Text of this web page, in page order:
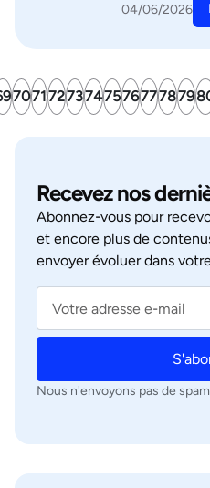
04/06/2026
70717273747576777879
Recevez nos
Abonnez‑vous pour
et encore plus de
envoyer évoluer dans
Nous n'envoyons pas de